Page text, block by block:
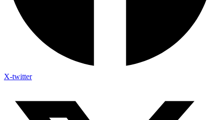
X-twitter